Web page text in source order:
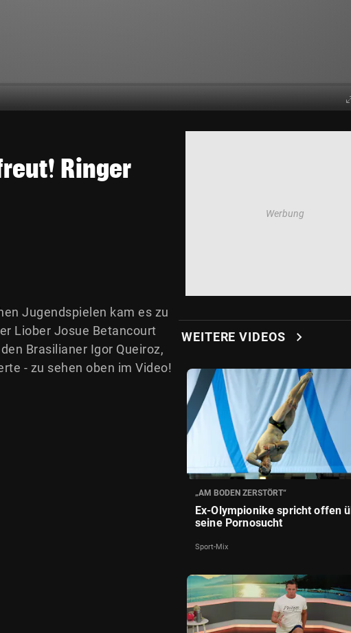
Ringer
Jugendspielen kam es zu
Liober Josue Betancourt
Brasilianer Igor Queiroz,
- zu sehen oben im Video!
WEITERE VIDEOS chevron_right
„AM BODEN ZERSTÖRT“
Ex-Olympionike spricht offen
seine Pornosucht
Sport-Mix